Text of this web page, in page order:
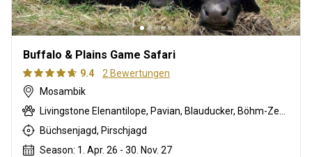
Buffalo & Plains Game Safari
9.4
2 Bewertungen
Mosambik
Livingstone Elenantilope, Pavian, Blauducker, Böhm-Zebra, Buschschwein, Afrikanischer Büffel, Chobi Buschbock, Kronenducker, Riedbock, Krokodil, Greisbock, Flusspferd, Kudu, Lichtenstein Antilope, Livingstone’s Suni, Niassa wildebeest, Nyala Antilope, Bleichböckchen, Stachelschwein, Rotducker, Südliche Impala, Tüpfelhyäne, Warzenschwein, Wasserbock
Büchsenjagd, Pirschjagd
Season: 1. Apr. 26 - 30. Nov. 27